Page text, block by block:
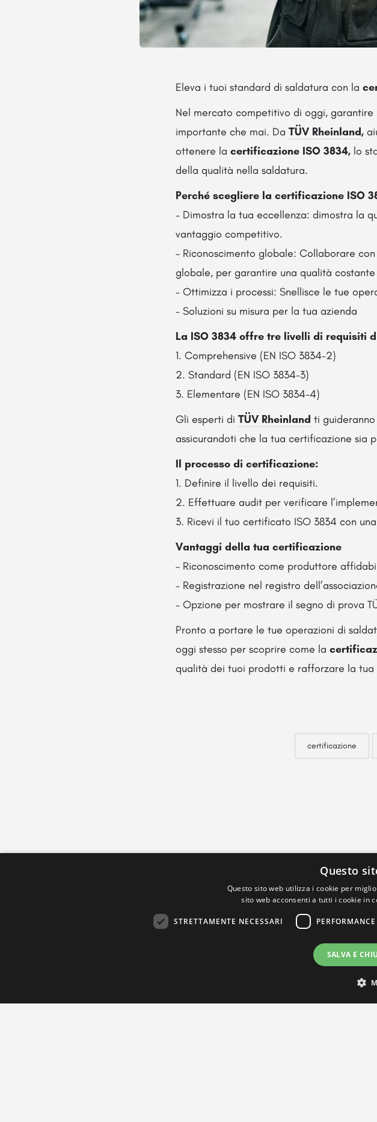
Eleva i tuoi standard di saldatura con la
Nel mercato competitivo di oggi,
importante che mai. Da TÜV Rheinland,
ottenere la certificazione ISO 3834, lo
della qualità nella saldatura.
Perché scegliere la certificazione ISO
– Dimostra la tua eccellenza: dimostra la
vantaggio competitivo.
– Riconoscimento globale: Collaborare
globale, per garantire una qualità
– Ottimizza i processi: Snellisce le tue
– Soluzioni su misura per la tua azienda
La ISO 3834 offre tre livelli di requisiti
1. Comprehensive (EN ISO 3834-2)
2. Standard (EN ISO 3834-3)
3. Elementare (EN ISO 3834-4)
Gli esperti di TÜV Rheinland ti
assicurandoti che la tua certificazione sia
Il processo di certificazione:
1. Definire il livello dei requisiti.
2. Effettuare audit per verificare
3. Ricevi il tuo certificato ISO 3834 con
Vantaggi della tua certificazione
– Riconoscimento come produttore
– Registrazione nel registro
– Opzione per mostrare il segno di prova
Pronto a portare le tue operazioni di
oggi stesso per scoprire come la
qualità dei tuoi prodotti e rafforzare la tua
certificazione
Questo
Questo sito web utilizza i cookie per
sito web acconsenti a tutti i cookie in
STRETTAMENTE NECESSARI PERFORMANCE
SALVA E